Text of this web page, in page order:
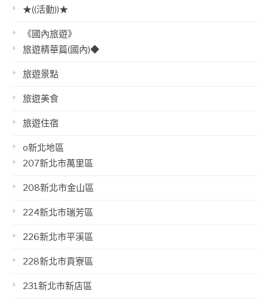
★((活動))★
《國內旅遊》
旅遊精華篇(國內)◆
旅遊景點
旅遊美食
旅遊住宿
o新北地區
207新北市萬里區
208新北市金山區
224新北市瑞芳區
226新北市平溪區
228新北市貢寮區
231新北市新店區